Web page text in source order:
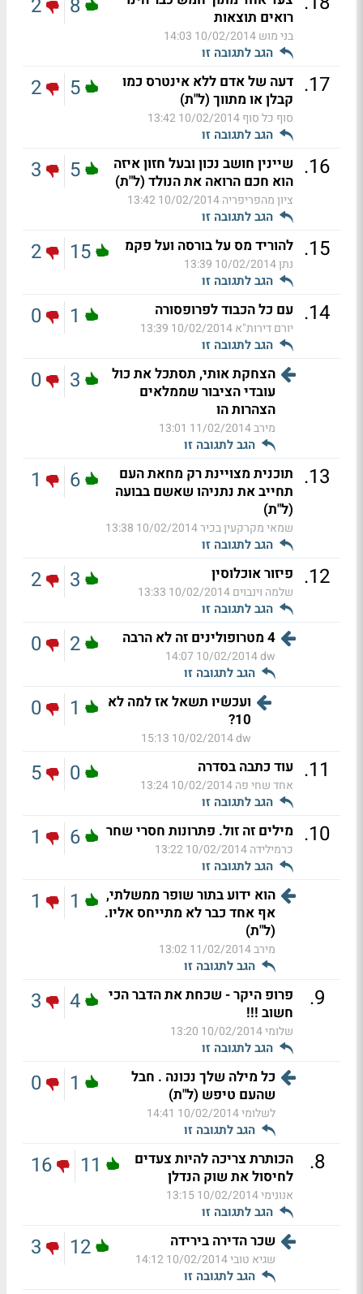
רואים תוצאות
בני מוש10/02/2014 14:03
הגב לתגובה זו
8
2
17
. דעה של אדם ללא אינטרס כמו
קבלן או מתווך (ל"ת)
סוף כל סוף10/02/2014 13:42
הגב לתגובה זו
5
2
16
. שיינין חושב נכון ובעל חזון איזה
הוא חכם הרואה את הנולד (ל"ת)
ציון מהפריפריה10/02/2014 13:42
הגב לתגובה זו
5
3
15
. להוריד מס על בורסה ועל פקמ
נתן10/02/2014 13:39
הגב לתגובה זו
15
2
14
. עם כל הכבוד לפרופסורה
יורם דירות"א10/02/2014 13:39
הגב לתגובה זו
1
0
הצחקת אותי, תסתכל את כול
עובדי הציבור שממלאים
הצהרות הו
מירב11/02/2014 13:01
הגב לתגובה זו
3
0
13
. תוכנית מצויינת רק מחאת העם
תחייב את נתניהו שאשם בבועה
(ל"ת)
שמאי מקרקעין בכיר10/02/2014 13:38
הגב לתגובה זו
6
1
12
. פיזור אוכלוסין
שלמה וינבוים10/02/2014 13:33
הגב לתגובה זו
3
2
4 מטרופולינים זה לא הרבה
dw
10/02/2014 14:07
הגב לתגובה זו
2
0
ועכשיו תשאל אז למה לא
10?
dw
10/02/2014 15:13
1
0
11
. עוד כתבה בסדרה
אחד שחי פה10/02/2014 13:24
הגב לתגובה זו
0
5
10
. מילים זה זול. פתרונות חסרי שחר
כרמילידה10/02/2014 13:22
הגב לתגובה זו
6
1
הוא ידוע בתור שופר ממשלתי,
אף אחד כבר לא מתייחס אליו.
(ל"ת)
מירב11/02/2014 13:02
הגב לתגובה זו
1
1
9
.
פרופ היקר - שכחת את הדבר הכי
חשוב !!!
שלומי10/02/2014 13:20
הגב לתגובה זו
4
3
כל מילה שלך נכונה . חבל
שהעם טיפש (ל"ת)
לשלומי10/02/2014 14:41
הגב לתגובה זו
1
0
8
.
הכותרת צריכה להיות צעדים
לחיסול את שוק הנדלן
אנונימי10/02/2014 13:15
הגב לתגובה זו
11
16
שכר הדירה בירידה
שגיא טובי10/02/2014 14:12
הגב לתגובה זו
12
3